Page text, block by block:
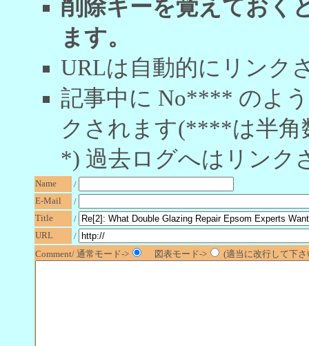
削除キーを覚えておく
ます。
URLは自動的にリンク
記事中に No**** のよ
クされます(****は半角
*) 過去ログへはリンク
Name
/
E-Mail
/
Title
/
URL
/
Comment/ 通常モード->
図表モード-> (適当に改行して下